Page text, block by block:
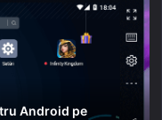
Android pe